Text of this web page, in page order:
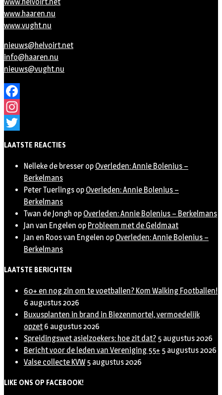
www.haaren.nu
www.vught.nu
nieuws@helvoirt.net
info@haaren.nu
nieuws@vught.nu
Facebook
Instagram
LAATSTE REACTIES
Nelleke de bresser op Overleden: Annie Bolenius –
Berkelmans
Peter Tuerlings op Overleden: Annie Bolenius –
Berkelmans
Twan de Jongh op Overleden: Annie Bolenius – Berkelmans
Jan van Engelen op Probleem met de Geldmaat
Jan en Roos van Engelen op Overleden: Annie Bolenius –
Berkelmans
LAATSTE BERICHTEN
60+ en nog zin om te voetballen? Kom Walking Footballen!
6 augustus 2026
Buxusplanten in brand in Biezenmortel, vermoedelijk
opzet 6 augustus 2026
Spreidingswet asielzoekers: hoe zit dat? 5 augustus 2026
Bericht voor de leden van Vereniging 55+ 5 augustus 2026
Valse collecte KVW 5 augustus 2026
LIKE ONS OP FACEBOOK!